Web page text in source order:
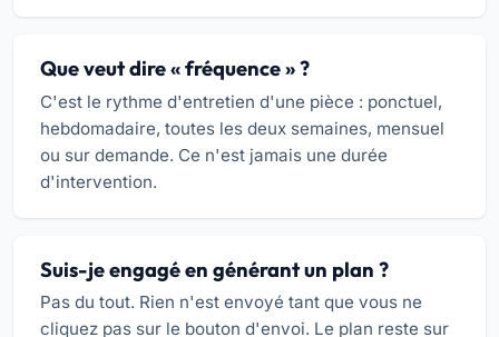
Que veut dire « fréquence » ?
C'est le rythme d'entretien d'une pièce : ponctuel,
hebdomadaire, toutes les deux semaines, mensuel
ou sur demande. Ce n'est jamais une durée
d'intervention.
Suis-je engagé en générant un plan ?
Pas du tout. Rien n'est envoyé tant que vous ne
cliquez pas sur le bouton d'envoi. Le plan reste sur